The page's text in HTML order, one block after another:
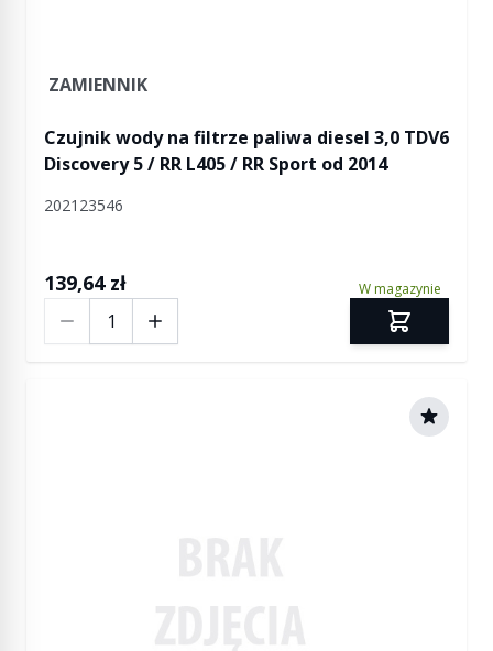
ZAMIENNIK
Czujnik wody na filtrze paliwa diesel 3,0 TDV6
Discovery 5 / RR L405 / RR Sport od 2014
202123546
139,64 zł W magazynie